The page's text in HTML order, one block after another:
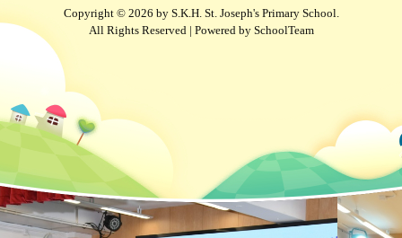
Copyright © 2026 by S.K.H. St. Joseph's Primary School.
All Rights Reserved | Powered by SchoolTeam